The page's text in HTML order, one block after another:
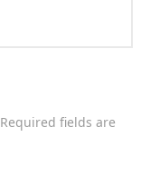
Required fields are